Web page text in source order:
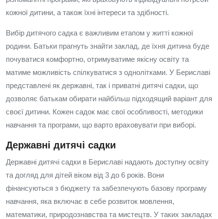
кожної дитини, а також їхні інтереси та здібності.
Вибір дитячого садка є важливим етапом у житті кожної
родини. Батьки прагнуть знайти заклад, де їхня дитина буде
почуватися комфортно, отримуватиме якісну освіту та
матиме можливість спілкуватися з однолітками. У Бериславі
представлені як державні, так і приватні дитячі садки, що
дозволяє батькам обирати найбільш підходящий варіант для
своєї дитини. Кожен садок має свої особливості, методики
навчання та програми, що варто враховувати при виборі.
Державні дитячі садки
Державні дитячі садки в Бериславі надають доступну освіту
та догляд для дітей віком від 3 до 6 років. Вони
фінансуються з бюджету та забезпечують базову програму
навчання, яка включає в себе розвиток мовлення,
математики, природознавства та мистецтв. У таких закладах